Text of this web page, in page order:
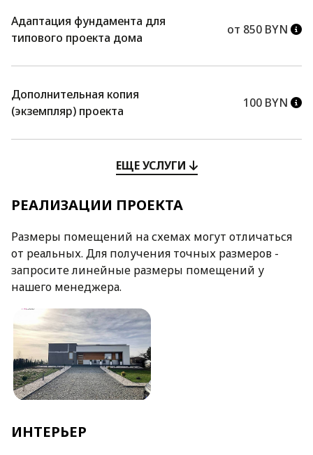
Адаптация фундамента для
типового проекта дома
от 850 BYN
Дополнительная копия
(экземпляр) проекта
100 BYN
ЕЩЕ УСЛУГИ
РЕАЛИЗАЦИИ ПРОЕКТА
Размеры помещений на схемах могут отличаться
от реальных. Для получения точных размеров -
запросите линейные размеры помещений у
нашего менеджера.
ИНТЕРЬЕР